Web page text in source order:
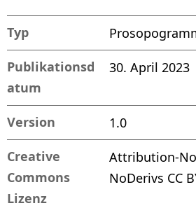
Typ
Publikationsd
atum
30. April 2023
Version 1.0
Creative
Commons
Lizenz
Attribution-
NoDerivs CC